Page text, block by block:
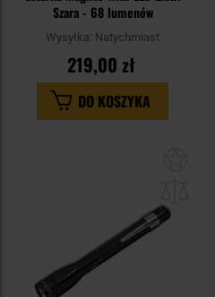
Szara - 68 lumenów
Wysyłka: Natychmiast
219,00 zł
DO KOSZYKA